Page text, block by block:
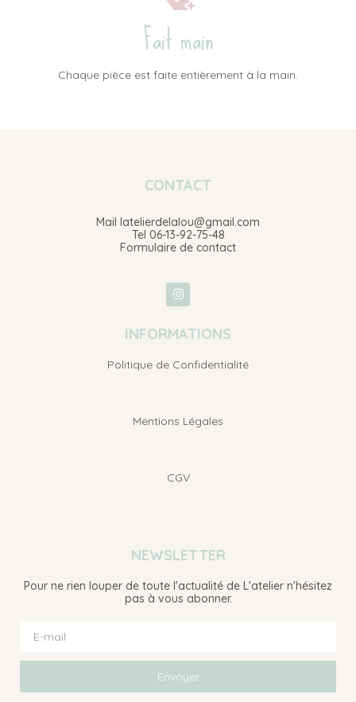
Fait main
Chaque pièce est faite entièrement à la main.
CONTACT
Mail latelierdelalou@gmail.com
Tel 06-13-92-75-48
Formulaire de contact
INFORMATIONS
Politique de Confidentialité
Mentions Légales
CGV
NEWSLETTER
Pour ne rien louper de toute l'actualité de L'atelier n'hésitez
pas à vous abonner.
Envoyer